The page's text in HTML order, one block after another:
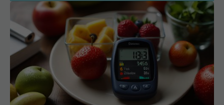
O legumă comună ar putea reduce glicemia cu
până la 50%. E de mare ajutor pentru diabetici